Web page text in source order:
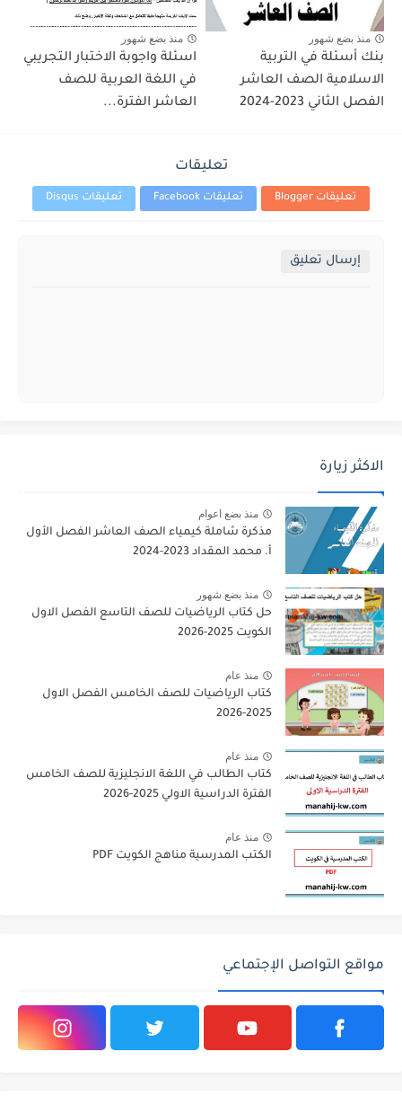
منذ بضع شهور
بنك أسئلة في التربية
الاسلامية الصف العاشر
الفصل الثاني 2023-2024
منذ بضع شهور
اسئلة واجوبة الاختبار التجريبي
في اللغة العربية للصف
العاشر الفترة...
تعليقات
تعليقات Blogger تعليقات Facebook تعليقات Disqus
إرسال تعليق
الاكثر زيارة
منذ بضع اعوام
مذكرة شاملة كيمياء الصف العاشر الفصل الأول
أ. محمد المقداد 2023-2024
منذ بضع شهور
حل كتاب الرياضيات للصف التاسع الفصل الاول
الكويت 2025-2026
منذ عام
كتاب الرياضيات للصف الخامس الفصل الاول
2025-2026
منذ عام
كتاب الطالب في اللغة الانجليزية للصف الخامس
الفترة الدراسية الاولي 2025-2026
منذ عام
الكتب المدرسية مناهج الكويت PDF
مواقع التواصل الإجتماعي